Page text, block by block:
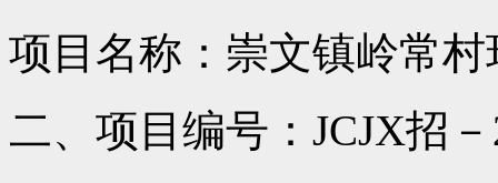
项目名称：崇文镇岭常
二、项目编号：JCJX招